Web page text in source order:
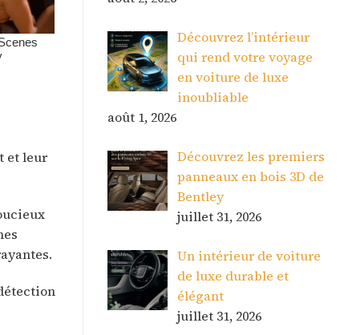
et leur
Découvrez l’intérieur
qui rend votre voyage
en voiture de luxe
inoubliable
août 1, 2026
Découvrez les premiers
panneaux en bois 3D de
Bentley
juillet 31, 2026
Un intérieur de voiture
de luxe durable et
élégant
juillet 31, 2026